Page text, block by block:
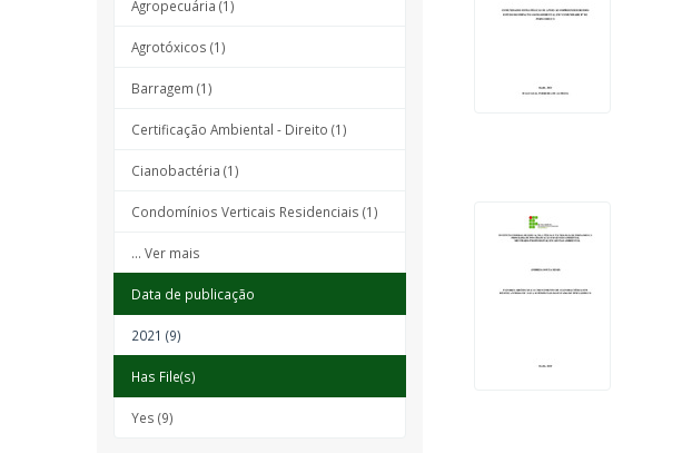
Agropecuária (1)
Agrotóxicos (1)
Barragem (1)
Certificação Ambiental - Direito (1)
Cianobactéria (1)
Condomínios Verticais Residenciais (1)
... Ver mais
Data de publicação
2021 (9)
Has File(s)
Yes (9)